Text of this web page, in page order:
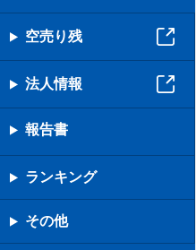
空売り残
法人情報
報告書
ランキング
その他